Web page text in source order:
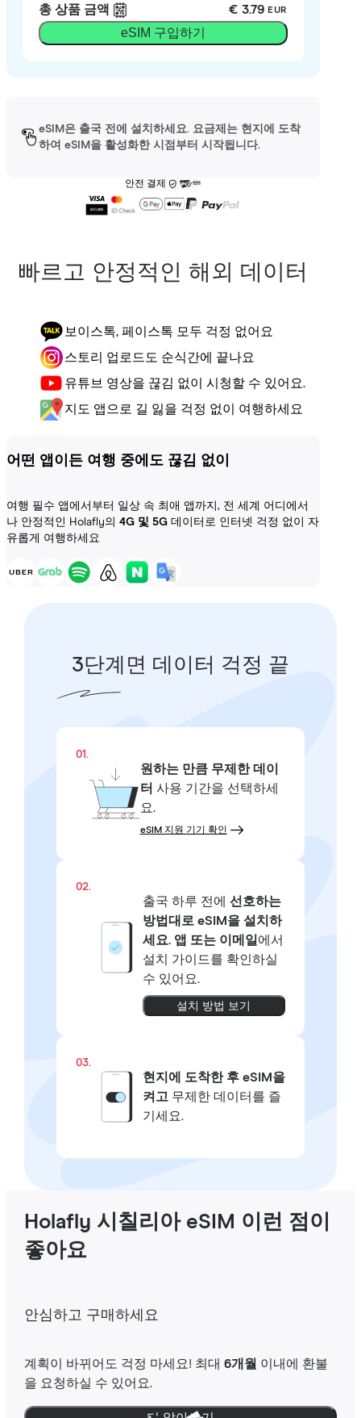
총 상품 금액 € 3.79 EUR
eSIM 구입하기
eSIM은 출국 전에 설치하세요. 요금제는 현지에 도착
하여 eSIM을 활성화한 시점부터 시작됩니다.
안전 결제
빠르고 안정적인 해외 데이터
보이스톡, 페이스톡 모두 걱정 없어요
스토리 업로드도 순식간에 끝나요
유튜브 영상을 끊김 없이 시청할 수 있어요.
지도 앱으로 길 잃을 걱정 없이 여행하세요
어떤 앱이든 여행 중에도 끊김 없이
여행 필수 앱에서부터 일상 속 최애 앱까지, 전 세계 어디에서
나 안정적인 Holafly의 4G 및 5G 데이터로 인터넷 걱정 없이 자
유롭게 여행하세요
3단계면 데이터 걱정 끝
01.
원하는 만큼 무제한 데이
터 사용 기간을 선택하세
요.
eSIM 지원 기기 확인
02.
출국 하루 전에 선호하는
방법대로 eSIM을 설치하
세요. 앱 또는 이메일 에서
설치 가이드를 확인하실
수 있어요.
설치 방법 보기
03.
현지에 도착한 후 eSIM을
켜고 무제한 데이터를 즐
기세요.
Holafly 시칠리아 eSIM 이런 점이
좋아요
안심하고 구매하세요
계획이 바뀌어도 걱정 마세요! 최대 6개월 이내에 환불
을 요청하실 수 있어요.